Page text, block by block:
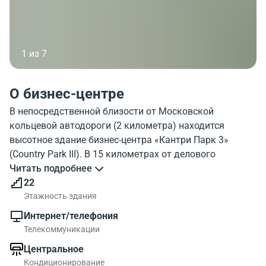
1 из 7
О бизнес-центре
В непосредственной близости от Московской
кольцевой автодороги (2 километра) находится
высотное здание бизнес-центра «Кантри Парк 3»
(Country Park III). В 15 километрах от делового
комплекса расположено Третье транспортное кольцо.
На общественном транспорте до бизнес-центра удобно
добираться от станций метро «Планерная»
(фиолетовая ветка) и «Речной Вокзал»(зеленая ветка).
построен в 2012году. Общая площадь бизнес-центра –
Читать подробнее
22
Этажность здания
Интернет/телефония
Телекоммуникации
Центральное
Кондиционирование